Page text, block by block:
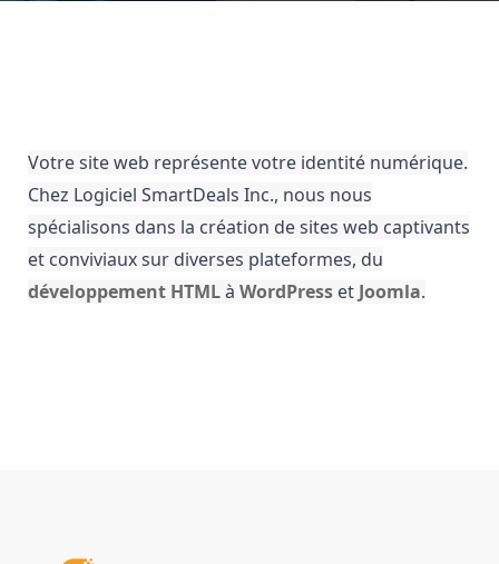
Votre site web représente votre identité numérique.
Chez Logiciel SmartDeals Inc., nous nous
spécialisons dans la création de sites web captivants
et conviviaux sur diverses plateformes, du
développement HTMLà WordPress et Joomla.